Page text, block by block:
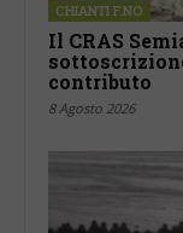
CHIANTI F.NO
Il CRAS
contributo
8 Agosto 2026